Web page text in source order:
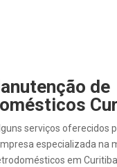
de
serviços oferecidos
especializada na
em